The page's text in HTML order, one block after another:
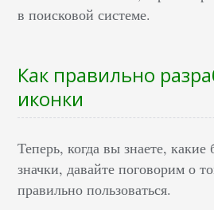
в поисковой системе.
Как правильно
иконки
Теперь, когда вы знаете,
значки, давайте поговорим о
правильно пользоваться.